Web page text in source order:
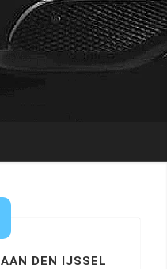
DEN IJSSEL